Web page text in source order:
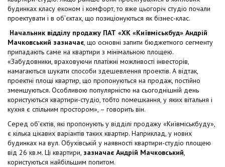
будинках класу економ і комфорт, то вже цьогоріч студіо почали
проектувати і в об’єктах, що позиціонуються як бізнес-клас.
Начальник відділу продажу ПАТ «ХК «Київміськбуд» Андрій
Мачковський зазначає, що основні запити бюджетного сегменту
припадають саме на квартири з мінімальною площею.
«Забудовники, враховуючи платіжні можливості інвесторів,
намагаються шукати способи здешевлення проектів. А відтак,
проектні площі квартир, що пропонуються на продаж, постійно
зменшуються. Особливою популярністю на сьогоднішній день
користуються квартири-студіо, тобто помешкання, у яких вітальня і
кухня є спільним простором», – говорить він.
Серед об’єктів, які пропонують у відділі продажу «Київміськбуду»,
є кілька цікавих варіантів таких квартир. Наприклад, у нових
будинках на вул. Обухівській у наявності квартири-студіо площею
від 26 кв.м. Ці квартири, зазначає Андрій Мачковський,
користуються найбільшим попитом.